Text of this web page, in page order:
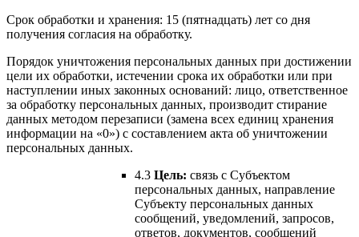
Срок обработки и хранения: 15 (пятнадцать) лет со дня
получения согласия на обработку.
Порядок уничтожения персональных данных при достижении
цели их обработки, истечении срока их обработки или при
наступлении иных законных оснований: лицо, ответственное
за обработку персональных данных, производит стирание
данных методом перезаписи (замена всех единиц хранения
информации на «0») с составлением акта об уничтожении
персональных данных.
4.3 Цель: связь с Субъектом
персональных данных, направление
Субъекту персональных данных
сообщений, уведомлений, запросов,
ответов, документов, сообщений